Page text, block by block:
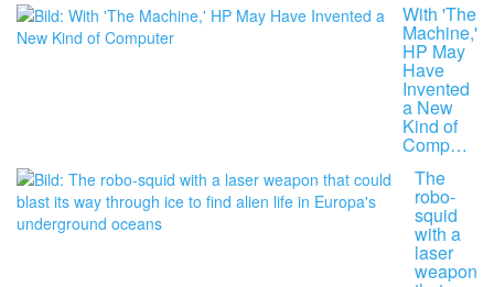
With 'The
Machine,'
HP May
Have
Invented
a New
Kind of
Comp…
The
robo-
squid
with a
laser
weapon